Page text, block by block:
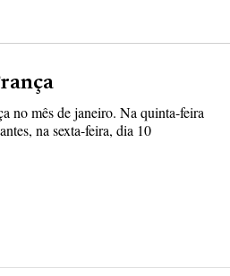
no mês de janeiro. Na quinta-feira
na sexta-feira, dia 10